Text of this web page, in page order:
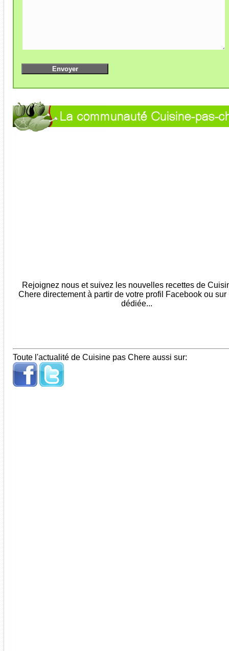
Rejoignez nous et suivez les nouvelles recettes de
Chere directement à partir de votre profil Facebook ou sur
dédiée...
Toute l'actualité de Cuisine pas Chere aussi sur: